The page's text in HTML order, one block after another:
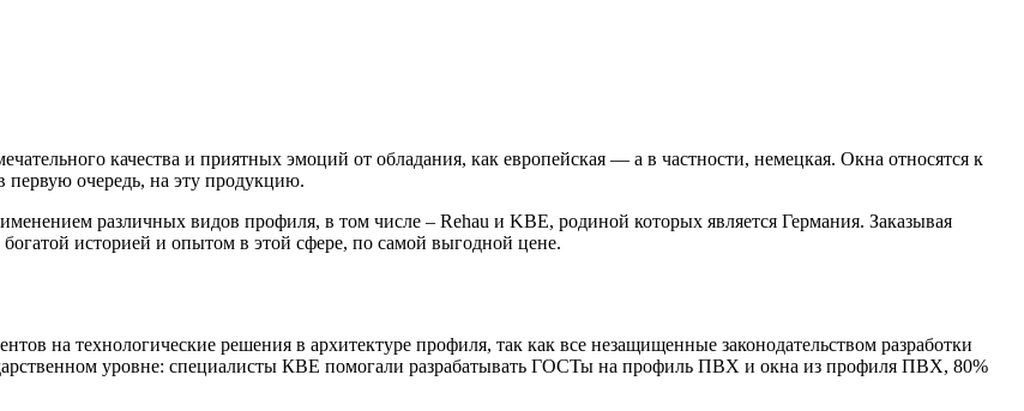
качества и приятных эмоций от обладания, как европейская — а в частности, немецкая. Окна относятся к
первую очередь, на эту продукцию.
различных видов профиля, в том числе – Rehau и KBE, родиной которых является Германия. Заказывая
историей и опытом в этой сфере, по самой выгодной цене.
на технологические решения в архитектуре профиля, так как все незащищенные законодательством разработки
уровне: специалисты КВЕ помогали разрабатывать ГОСТы на профиль ПВХ и окна из профиля ПВХ, 80%